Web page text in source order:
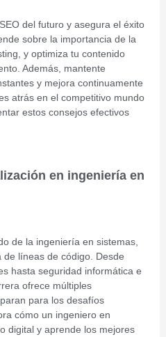
del futuro y asegura el éxito
sobre la importancia de la
y optimiza tu contenido
Además, mantente
y mejora continuamente
atrás en el competitivo mundo
estos consejos efectivos
en ingeniería en
de la ingeniería en sistemas,
líneas de código. Desde
hasta seguridad informática e
ofrece múltiples
para los desafíos
cómo un ingeniero en
digital y aprende los mejores